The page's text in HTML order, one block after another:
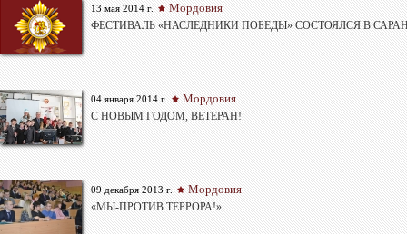
13 мая 2014 г. Мордовия
ФЕСТИВАЛЬ «НАСЛЕДНИКИ ПОБЕДЫ» СОСТОЯЛСЯ В
04 января 2014 г. Мордовия
С НОВЫМ ГОДОМ, ВЕТЕРАН!
09 декабря 2013 г. Мордовия
«МЫ-ПРОТИВ ТЕРРОРА!»